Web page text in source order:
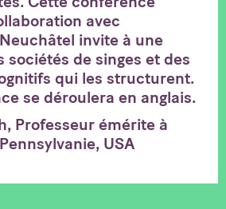
avec
invite à une
sociétés de singes et des
qui les structurent.
se déroulera en anglais.
Professeur émérite à
USA